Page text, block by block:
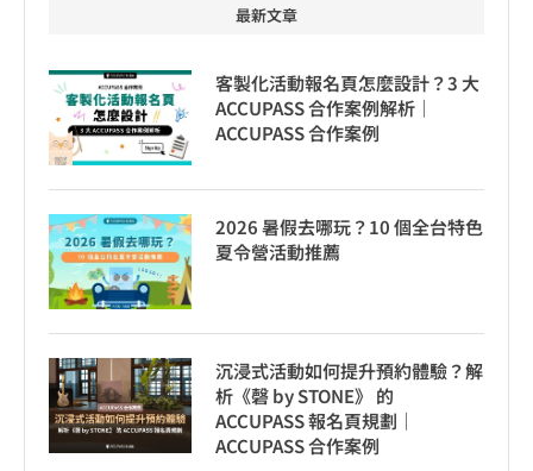
最新文章
客製化活動報名頁怎麼設計？3 大
ACCUPASS 合作案例解析｜
ACCUPASS 合作案例
2026 暑假去哪玩？10 個全台特色
夏令營活動推薦
沉浸式活動如何提升預約體驗？解
析《磬 by STONE》 的
ACCUPASS 報名頁規劃｜
ACCUPASS 合作案例